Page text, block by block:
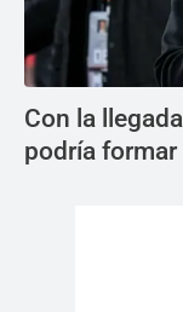
Con la
podría formar